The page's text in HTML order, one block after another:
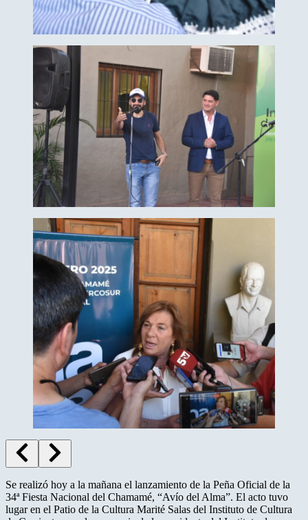
Se realizó hoy a la mañana el lanzamiento de la Peña Oficial de la
34ª Fiesta Nacional del Chamamé, “Avío del Alma”. El acto tuvo
lugar en el Patio de la Cultura Marité Salas del Instituto de Cultura